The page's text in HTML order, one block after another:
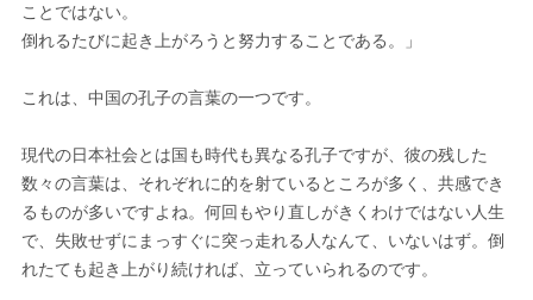
ことではない。
倒れるたびに起き上がろうと努力することである。」
これは、中国の孔子の言葉の一つです。
現代の日本社会とは国も時代も異なる孔子ですが、彼の残した
数々の言葉は、それぞれに的を射ているところが多く、共感でき
るものが多いですよね。何回もやり直しがきくわけではない人生
で、失敗せずにまっすぐに突っ走れる人なんて、いないはず。倒
れたても起き上がり続ければ、立っていられるのです。